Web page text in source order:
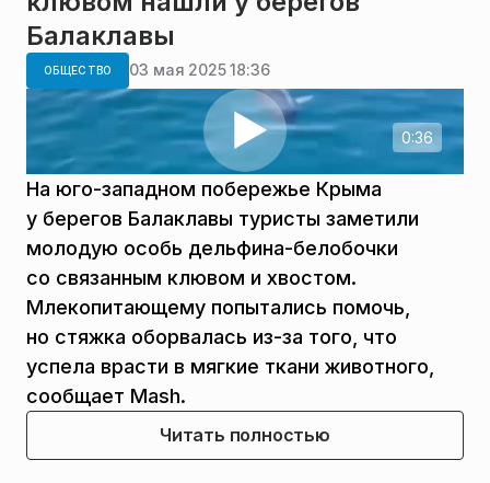
Балаклавы
ОБЩЕСТВО 03 мая 2025 18:36
0:36
На юго-западном побережье Крыма
у берегов Балаклавы туристы заметили
молодую особь дельфина-белобочки
со связанным клювом и хвостом.
Млекопитающему попытались помочь,
но стяжка оборвалась из-за того, что
успела врасти в мягкие ткани животного,
сообщает Mash.
Читать полностью